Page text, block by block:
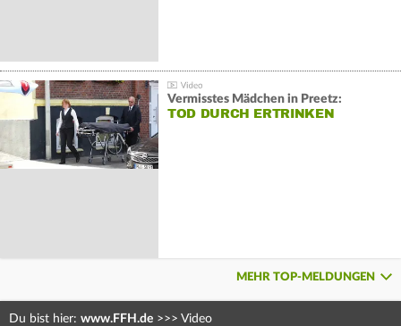
Vermisstes Mädchen in Preetz:
TOD DURCH ERTRINKEN
MEHR TOP-MELDUNGEN
Du bist hier: www.FFH.de >>> Video